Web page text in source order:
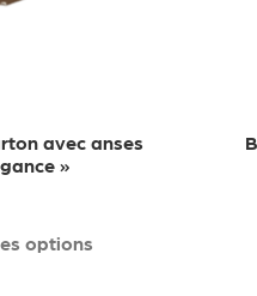
avec anses
»
options